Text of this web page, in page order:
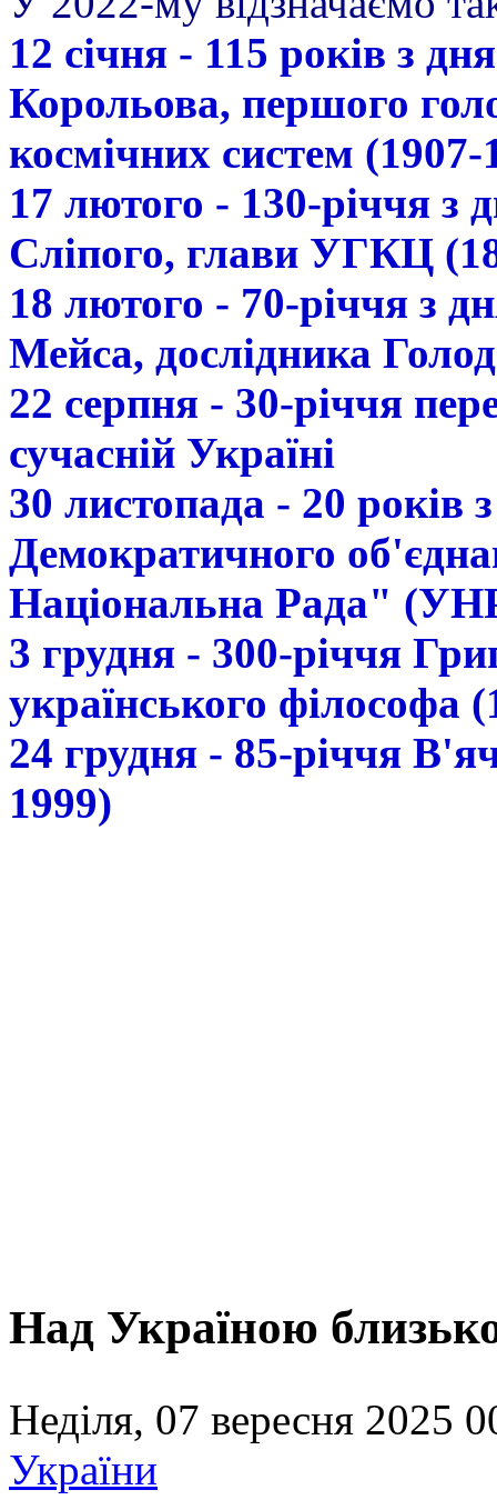
12 січня - 115 років з
Корольова, першого
космічних систем (1907-
17 лютого - 130-річчя з
Сліпого, глави УГКЦ
18 лютого - 70-річчя з
Мейса, дослідника
22 серпня - 30-річчя
сучасній Україні
30 листопада - 20 років
Демократичного
Національна Рада"
3 грудня - 300-річчя
українського філософа
24 грудня - 85-річчя
1999)
Над Україною
Неділя, 07 вересня 2025
України